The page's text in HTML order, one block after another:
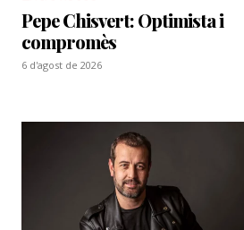
Pepe Chisvert: Optimista i
compromès
6 d'agost de 2026